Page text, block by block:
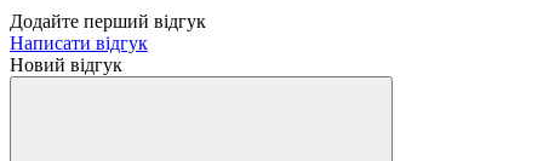
Додайте перший відгук
Написати відгук
Новий відгук